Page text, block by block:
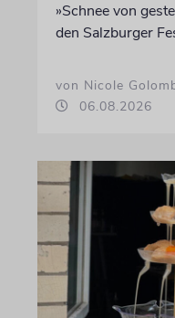
»Schnee von
den Salzburger
von Nicole
06.08.2026